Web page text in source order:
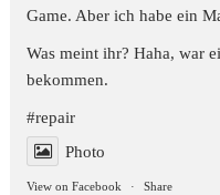
Game. Aber ich habe ein
Was meint ihr? Haha, war
bekommen.
#repair
Photo
View on Facebook · Share